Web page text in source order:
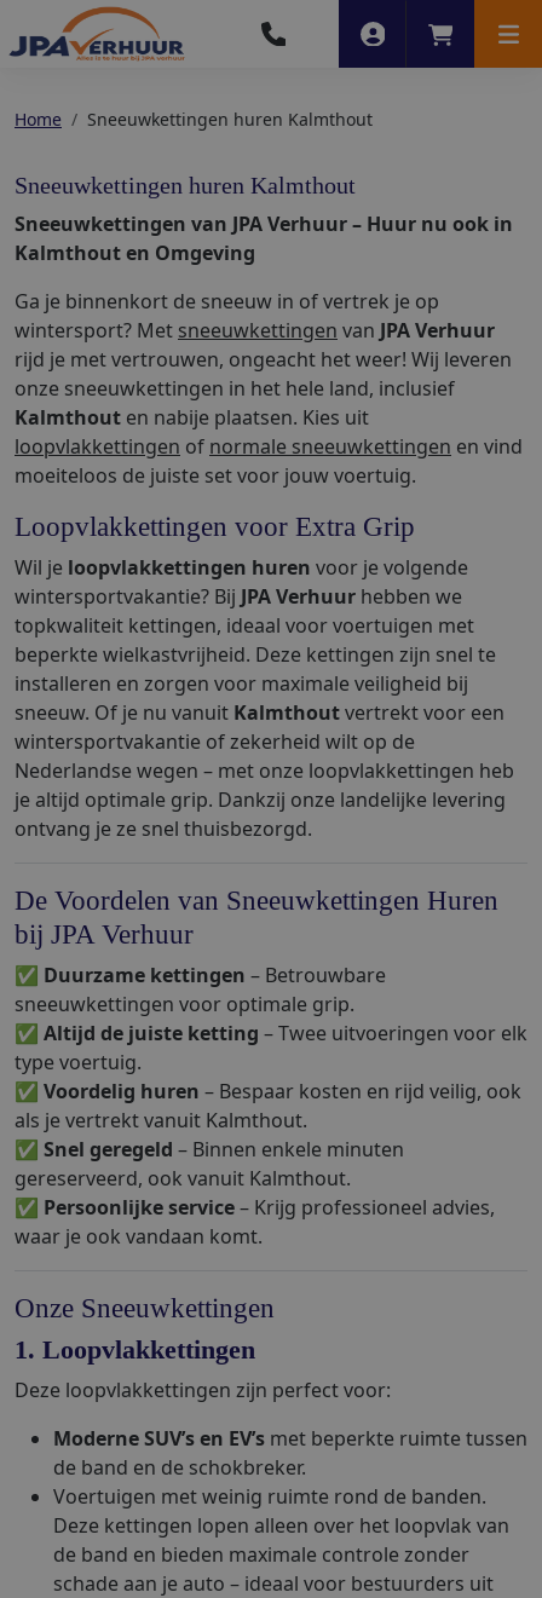
Account
Home Sneeuwkettingen huren Kalmthout
Sneeuwkettingen huren Kalmthout
Sneeuwkettingen van JPA Verhuur – Huur nu ook in
Kalmthout en Omgeving
Ga je binnenkort de sneeuw in of vertrek je op
wintersport? Met sneeuwkettingen van JPA Verhuur
rijd je met vertrouwen, ongeacht het weer! Wij leveren
onze sneeuwkettingen in het hele land, inclusief
Kalmthout en nabije plaatsen. Kies uit
loopvlakkettingen of normale sneeuwkettingen en vind
moeiteloos de juiste set voor jouw voertuig.
Loopvlakkettingen voor Extra Grip
Wil je loopvlakkettingen huren voor je volgende
wintersportvakantie? Bij JPA Verhuur hebben we
topkwaliteit kettingen, ideaal voor voertuigen met
beperkte wielkastvrijheid. Deze kettingen zijn snel te
installeren en zorgen voor maximale veiligheid bij
sneeuw. Of je nu vanuit Kalmthoutvertrekt voor een
wintersportvakantie of zekerheid wilt op de
Nederlandse wegen – met onze loopvlakkettingen heb
je altijd optimale grip. Dankzij onze landelijke levering
ontvang je ze snel thuisbezorgd.
De Voordelen van Sneeuwkettingen Huren
bij JPA Verhuur
✅ Duurzame kettingen – Betrouwbare
sneeuwkettingen voor optimale grip.
✅ Altijd de juiste ketting – Twee uitvoeringen voor elk
type voertuig.
✅ Voordelig huren – Bespaar kosten en rijd veilig, ook
als je vertrekt vanuit Kalmthout.
✅ Snel geregeld – Binnen enkele minuten
gereserveerd, ook vanuit Kalmthout.
✅ Persoonlijke service– Krijg professioneel advies,
waar je ook vandaan komt.
Onze Sneeuwkettingen
1. Loopvlakkettingen
Deze loopvlakkettingen zijn perfect voor:
Moderne SUV’s en EV’s met beperkte ruimte tussen
de band en de schokbreker.
Voertuigen met weinig ruimte rond de banden.
Deze kettingen lopen alleen over het loopvlak van
de band en bieden maximale controle zonder
schade aan je auto – ideaal voor bestuurders uit